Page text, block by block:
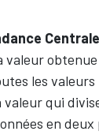
valeur
les
valeur qui
en deux